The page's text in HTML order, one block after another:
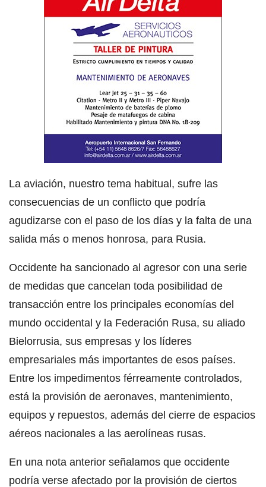
La aviación, nuestro tema habitual, sufre las
consecuencias de un conflicto que podría
agudizarse con el paso de los días y la falta de una
salida más o menos honrosa, para Rusia.
Occidente ha sancionado al agresor con una serie
de medidas que cancelan toda posibilidad de
transacción entre los principales economías del
mundo occidental y la Federación Rusa, su aliado
Bielorrusia, sus empresas y los líderes
empresariales más importantes de esos países.
Entre los impedimentos férreamente controlados,
está la provisión de aeronaves, mantenimiento,
equipos y repuestos, además del cierre de espacios
aéreos nacionales a las aerolíneas rusas.
En una nota anterior señalamos que occidente
podría verse afectado por la provisión de ciertos